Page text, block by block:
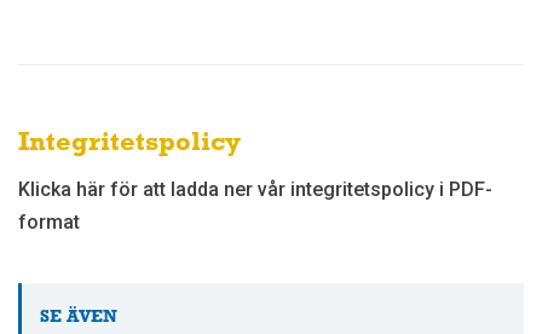
Integritetspolicy
Klicka här för att ladda ner vår integritetspolicy i PDF-
format
SE ÄVEN